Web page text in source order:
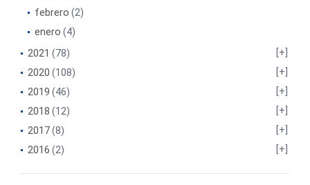
febrero (2)
enero (4)
2021 (78)
2020 (108)
2019 (46)
2018 (12)
2017(8)
2016 (2)